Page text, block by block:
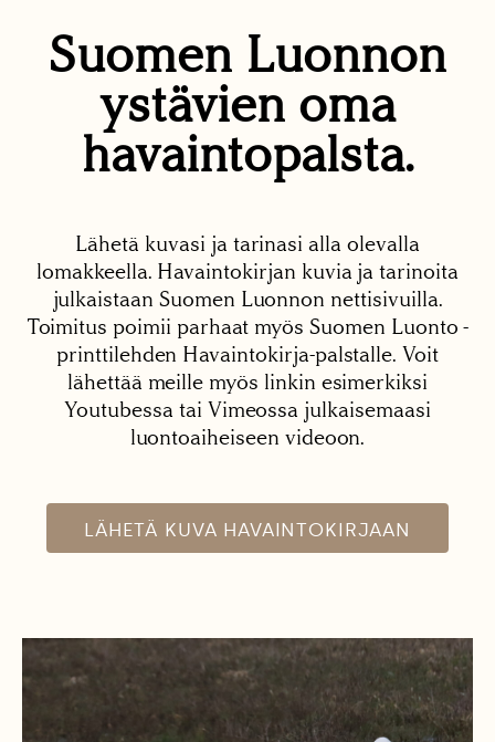
Suomen Luonnon
ystävien oma
havaintopalsta.
Lähetä kuvasi ja tarinasi alla olevalla
lomakkeella. Havaintokirjan kuvia ja tarinoita
julkaistaan Suomen Luonnon nettisivuilla.
Toimitus poimii parhaat myös Suomen Luonto -
printtilehden Havaintokirja-palstalle. Voit
lähettää meille myös linkin esimerkiksi
Youtubessa tai Vimeossa julkaisemaasi
luontoaiheiseen videoon.
LÄHETÄ KUVA HAVAINTOKIRJAAN